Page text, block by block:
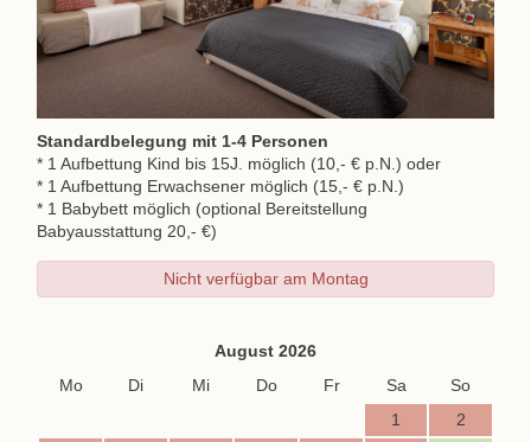
Standardbelegung mit 1-4 Personen
* 1 Aufbettung Kind bis 15J. möglich (10,- € p.N.) oder
* 1 Aufbettung Erwachsener möglich (15,- € p.N.)
* 1 Babybett möglich (optional Bereitstellung
Babyausstattung 20,- €)
Nicht verfügbar am Montag
August 2026
Mo
Di Mi Do Fr Sa
So
1
2